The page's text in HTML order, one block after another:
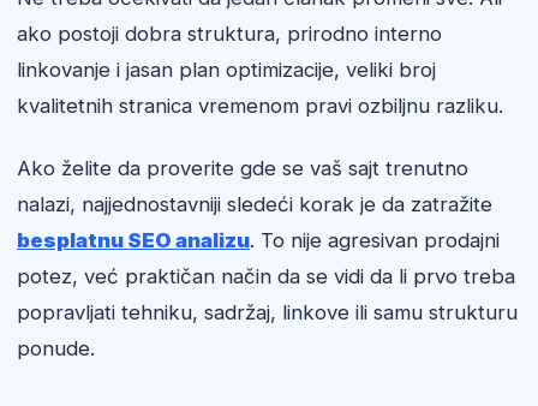
ako postoji dobra struktura, prirodno interno
linkovanje i jasan plan optimizacije, veliki broj
kvalitetnih stranica vremenom pravi ozbiljnu razliku.
Ako želite da proverite gde se vaš sajt trenutno
nalazi, najjednostavniji sledeći korak je da zatražite
besplatnu SEO analizu. To nije agresivan prodajni
potez, već praktičan način da se vidi da li prvo treba
popravljati tehniku, sadržaj, linkove ili samu strukturu
ponude.